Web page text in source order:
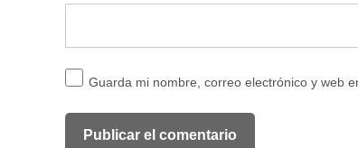
Guarda mi nombre, correo electrónico y web